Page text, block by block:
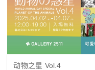
动物之星 Vol.4